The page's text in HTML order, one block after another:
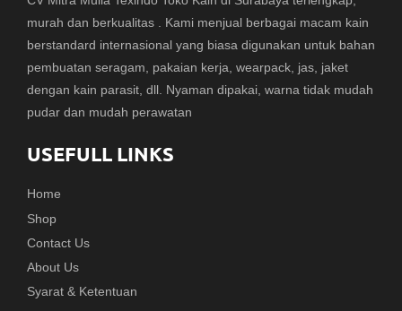
murah dan berkualitas . Kami menjual berbagai macam kain
berstandard internasional yang biasa digunakan untuk bahan
pembuatan seragam, pakaian kerja, wearpack, jas, jaket
dengan kain parasit, dll. Nyaman dipakai, warna tidak mudah
pudar dan mudah perawatan
USEFULL LINKS
Home
Shop
Contact Us
About Us
Syarat & Ketentuan